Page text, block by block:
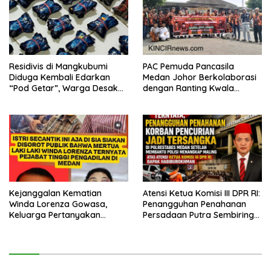
Residivis di Mangkubumi
Diduga Kembali Edarkan
“Pod Getar”, Warga Desak
PAC Pemuda Pancasila
Medan Johor Berkolaborasi
dengan Ranting Kwala
Jemaah dan Pengguna Jalan
Kejanggalan Kematian
Winda Lorenza Gowasa,
Keluarga Pertanyakan
Atensi Ketua Komisi III DPR RI:
Penangguhan Penahanan
Persadaan Putra Sembiring